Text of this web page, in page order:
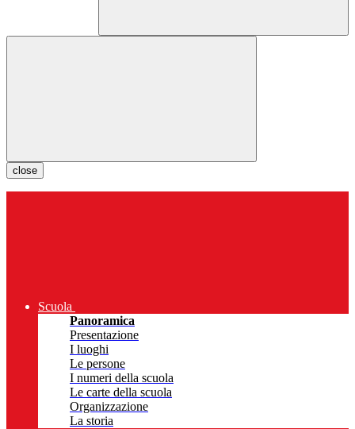
close
Scuola
Panoramica
Presentazione
I luoghi
Le persone
I numeri della scuola
Le carte della scuola
Organizzazione
La storia